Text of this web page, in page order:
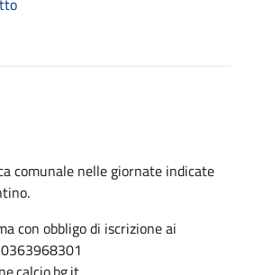
comunale nelle giornate indicate
con obbligo di iscrizione ai